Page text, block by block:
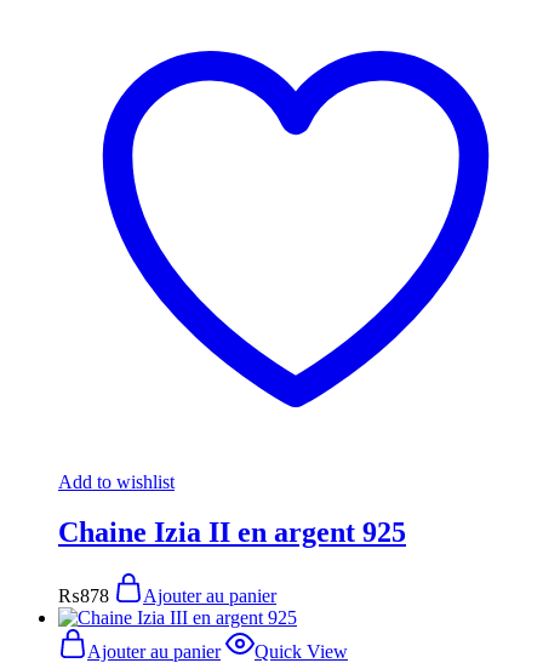
Add to wishlist
Chaine Izia II en argent 925
₨878 Ajouter au panier
Ajouter au panier Quick View